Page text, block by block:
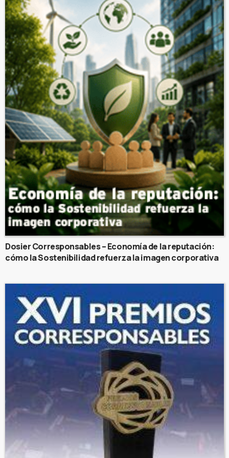
Dosier Corresponsables – Economía de la reputación:
cómo la Sostenibilidad refuerza la imagen corporativa